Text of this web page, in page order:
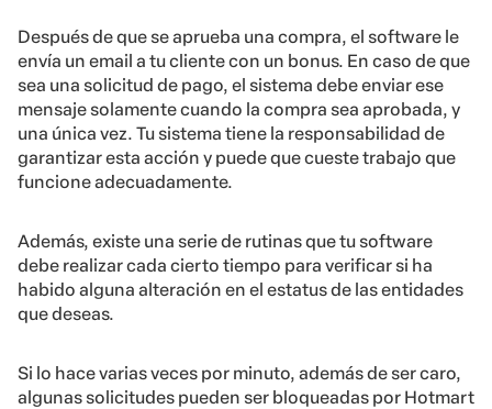
Después de que se aprueba una compra, el software le
envía un email a tu cliente con un bonus. En caso de que
sea una solicitud de pago, el sistema debe enviar ese
mensaje solamente cuando la compra sea aprobada, y
una única vez. Tu sistema tiene la responsabilidad de
garantizar esta acción y puede que cueste trabajo que
funcione adecuadamente.
Además, existe una serie de rutinas que tu software
debe realizar cada cierto tiempo para verificar si ha
habido alguna alteración en el estatus de las entidades
que deseas.
Si lo hace varias veces por minuto, además de ser caro,
algunas solicitudes pueden ser bloqueadas por Hotmart